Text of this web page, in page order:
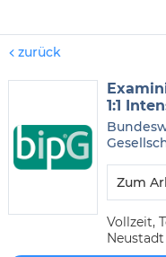
zurück
1:1
Zum
Vollzeit,